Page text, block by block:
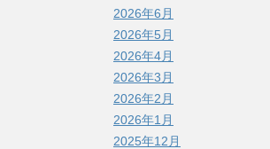
2026年6月
2026年5月
2026年4月
2026年3月
2026年2月
2026年1月
2025年12月